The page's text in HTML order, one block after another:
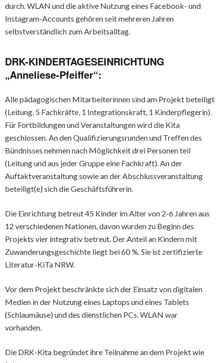
durch. WLAN und die aktive Nutzung eines Facebook- und
Instagram-Accounts gehören seit mehreren Jahren
selbstverständlich zum Arbeitsalltag.
DRK-KINDERTAGESEINRICHTUNG
„Anneliese-Pfeiffer“:
Alle pädagogischen Mitarbeiterinnen sind am Projekt beteiligt
(Leitung, 5 Fachkräfte, 1 Integrationskraft, 1 Kinderpflegerin).
Für Fortbildungen und Veranstaltungen wird die Kita
geschlossen. An den Qualifizierungsrunden und Treffen des
Bündnisses nehmen nach Möglichkeit drei Personen teil
(Leitung und aus jeder Gruppe eine Fachkraft). An der
Auftaktveranstaltung sowie an der Abschlussveranstaltung
beteiligt(e) sich die Geschäftsführerin.
Die Einrichtung betreut 45 Kinder im Alter von 2-6 Jahren aus
12 verschiedenen Nationen, davon wurden zu Beginn des
Projekts vier integrativ betreut. Der Anteil an Kindern mit
Zuwanderungsgeschichte liegt bei 60 %. Sie ist zertifizierte
Literatur-KiTa NRW.
Vor dem Projekt beschränkte sich der Einsatz von digitalen
Medien in der Nutzung eines Laptops und eines Tablets
(Schlaumäuse) und des dienstlichen PCs. WLAN war
vorhanden.
Die DRK-Kita begründet ihre Teilnahme an dem Projekt wie